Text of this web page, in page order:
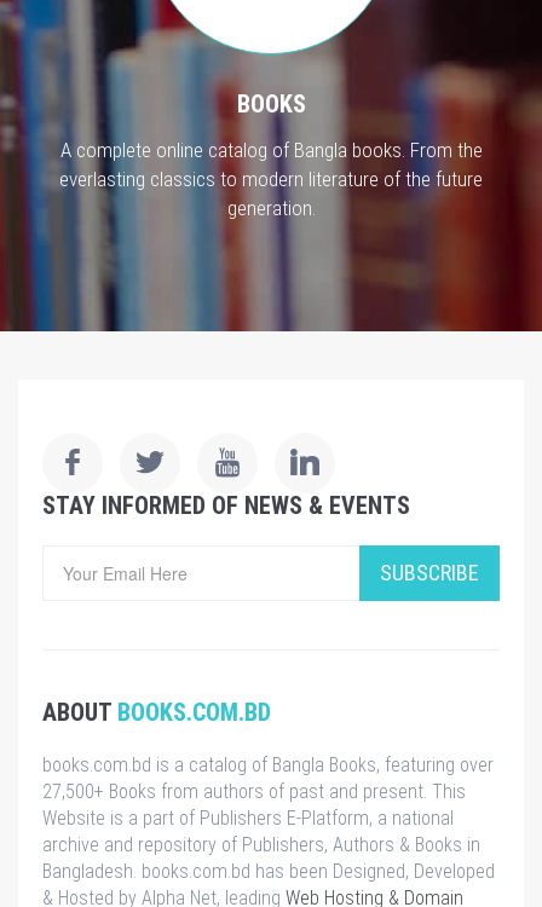
BOOKS
A complete online catalog of Bangla books. From the
everlasting classics to modern literature of the future
generation.
STAY INFORMED OF NEWS & EVENTS
SUBSCRIBE
ABOUT BOOKS.COM.BD
books.com.bd is a catalog of Bangla Books, featuring over
27,500+ Books from authors of past and present. This
Website is a part of Publishers E-Platform, a national
archive and repository of Publishers, Authors & Books in
Bangladesh. books.com.bd has been Designed, Developed
& Hosted by Alpha Net, leading Web Hosting & Domain